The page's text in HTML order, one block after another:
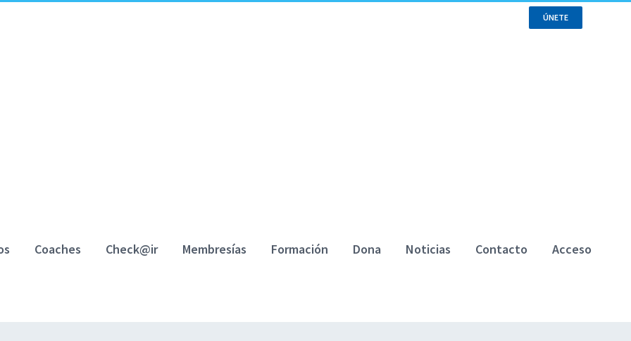
ÚNETE
Coaches Check@ir Membresías Formación Dona Noticias Contacto Acceso